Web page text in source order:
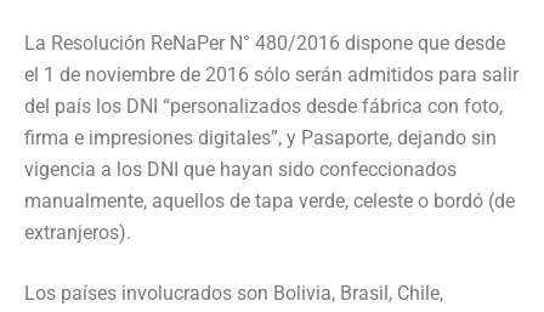
La Resolución ReNaPer N° 480/2016 dispone que desde
el 1 de noviembre de 2016 sólo serán admitidos para salir
del país los DNI “personalizados desde fábrica con foto,
firma e impresiones digitales”, y Pasaporte, dejando sin
vigencia a los DNI que hayan sido confeccionados
manualmente, aquellos de tapa verde, celeste o bordó (de
extranjeros).
Los países involucrados son Bolivia, Brasil, Chile,